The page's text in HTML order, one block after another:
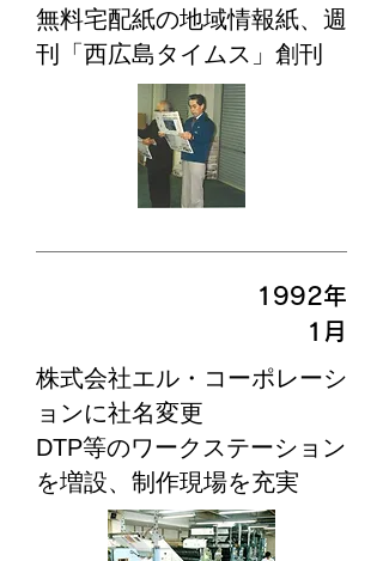
無料宅配紙の地域情報紙、週
刊「西広島タイムス」創刊
1992年
​1月
​株式会社エル・コーポレーシ
ョンに社名変更
DTP等のワークステーション
を増設、制作現場を充実